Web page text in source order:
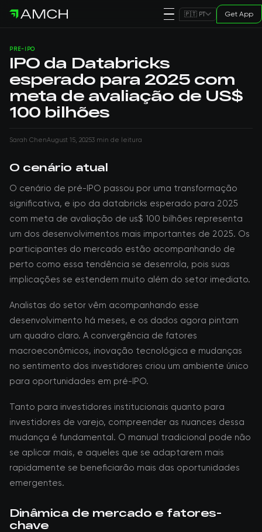
🇵🇹 PT Get App
PRE-IPO
IPO da Databricks
esperado para 2025 com
meta de avaliação de US$
100 bilhões
Sarah ChenAugust 15, 20253 min de leitura
O cenário atual
O cenário de pré-IPO passou por uma transformação
significativa, e ipo da databricks esperado para 2025
com meta de avaliação de us$ 100 bilhões representa
um dos desenvolvimentos mais importantes de 2025. Os
participantes do mercado estão acompanhando de
perto como essa tendência se desenrola, pois suas
implicações se estendem muito além do setor imediato.
Analistas do setor vêm acompanhando esse
desenvolvimento há meses, e os dados agora pintam
um quadro claro. A convergência de fatores
macroeconômicos, inovação tecnológica e mudanças
no sentimento dos investidores criou um ambiente único
para oportunidades em pré-IPO.
Tanto para investidores institucionais quanto para
investidores de varejo, compreender as nuances dessa
mudança é fundamental. O manual tradicional pode não
se aplicar mais, e aqueles que se adaptarem mais
rapidamente se beneficiarão mais das oportunidades
emergentes.
Dinâmica de mercado e fatores-
chave